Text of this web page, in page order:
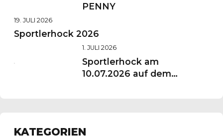
PENNY
19. JULI 2026
Sportlerhock 2026
1. JULI 2026
Sportlerhock am
10.07.2026 auf dem
KATEGORIEN